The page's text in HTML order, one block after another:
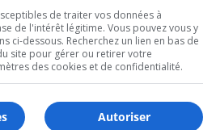
de traiter vos données à
de l'intérêt légitime. Vous pouvez vous y
ci-dessous. Recherchez un lien en bas de
site pour gérer ou retirer votre
des cookies et de confidentialité.
Autoriser